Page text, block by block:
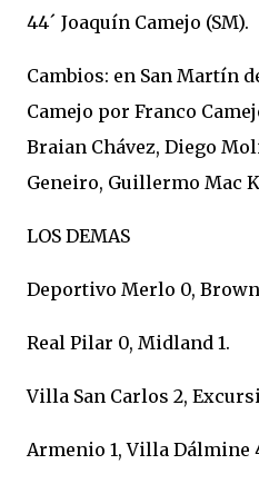
44´ Joaquín Camejo (SM).
Cambios: en San Martín
Camejo por Franco
Braian Chávez, Diego
Geneiro, Guillermo Mac
LOS DEMAS
Deportivo Merlo 0, Brown
Real Pilar 0, Midland 1.
Villa San Carlos 2,
Armenio 1, Villa Dálmine